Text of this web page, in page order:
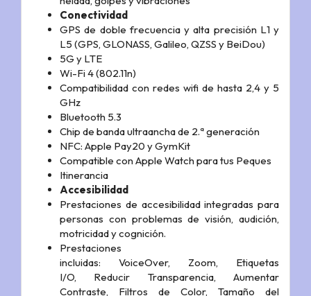
Conectividad
GPS de doble frecuencia y alta precisión L1 y
L5 (GPS, GLONASS, Galileo, QZSS y BeiDou)
5G y LTE
Wi-Fi 4 (802.11n)
Compati­bilidad con redes wifi de hasta 2,4 y 5
GHz
Bluetooth 5.3
Chip de banda ultraancha de 2.ª generación
NFC: Apple Pay20 y GymKit
Compatible con Apple Watch para tus Peques
Itinerancia
Accesibilidad
Prestaciones de accesibilidad integradas para
personas con problemas de visión, audición,
motricidad y cognición.
Prestaciones
incluidas: VoiceOver, Zoom, Etiquetas
I/O, Reducir Transparencia,Aumentar
Contraste, Filtros de Color, Tamaño del